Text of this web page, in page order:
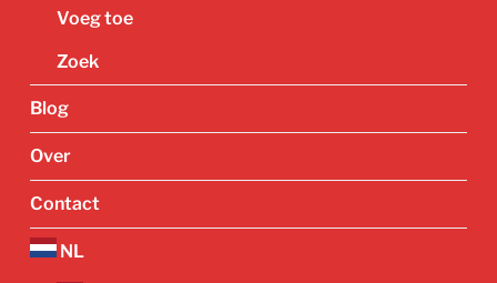
Voeg toe
Zoek
Blog
Over
Contact
NL